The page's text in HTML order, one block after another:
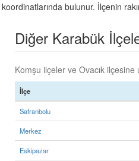
koordinatlarında bulunur. İlçenin
Diğer Karabük
Komşu ilçeler ve Ovacık ilçesine
İlçe
Safranbolu
Merkez
Eskipazar